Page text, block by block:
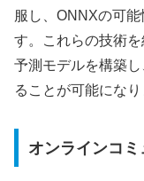
服し、ONNXの可
す。これらの技術
予測モデルを構築
ることが可能になり
オンラインコミ